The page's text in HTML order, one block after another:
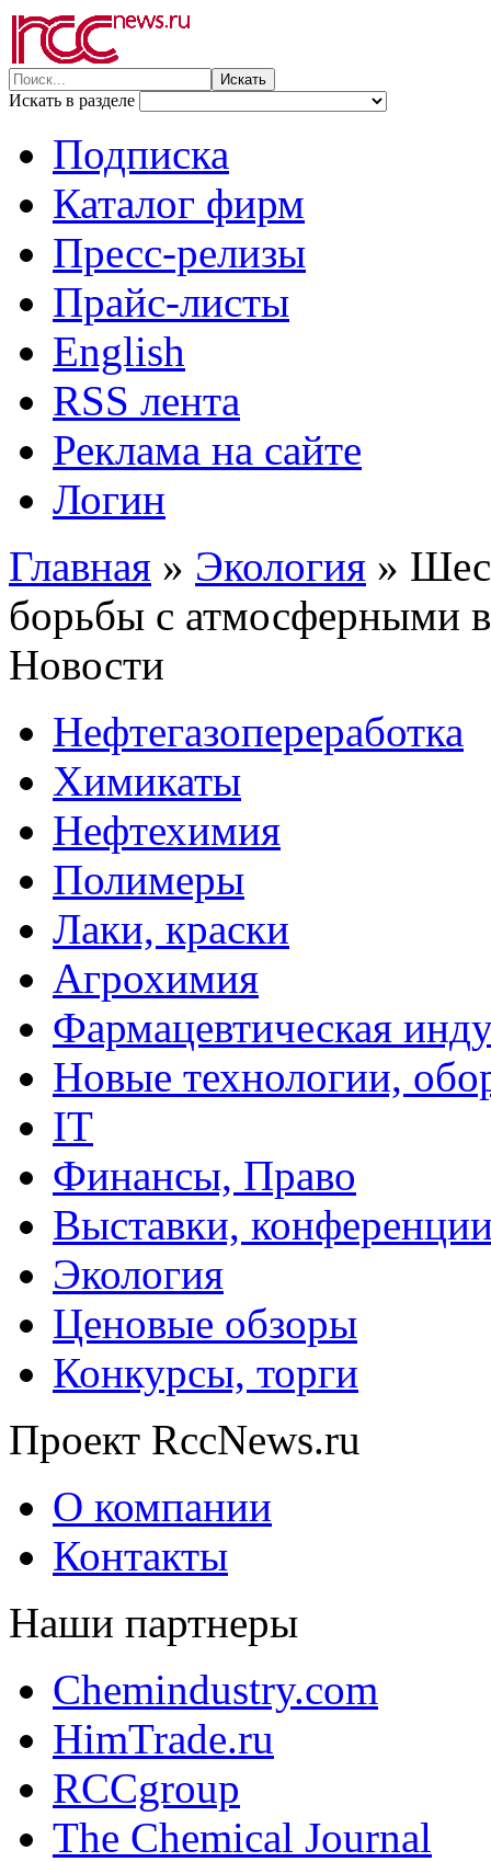
Искать в разделе
Подписка
Каталог фирм
Пресс-релизы
Прайс-листы
English
RSS лента
Реклама на сайте
Логин
Главная » Экология »
борьбы с атмосферными
Новости
Нефтегазопереработка
Химикаты
Нефтехимия
Полимеры
Лаки, краски
Агрохимия
Фармацевтическая
Новые технологии,
IT
Финансы, Право
Выставки,
Экология
Ценовые обзоры
Конкурсы, торги
Проект RccNews.ru
О компании
Контакты
Наши партнеры
Chemindustry.com
HimTrade.ru
RCCgroup
The Chemical Journal